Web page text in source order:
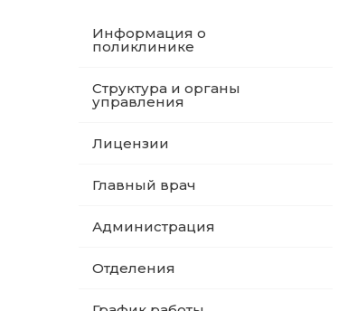
Информация о
поликлинике
Структура и органы
управления
Лицензии
Главный врач
Администрация
Отделения